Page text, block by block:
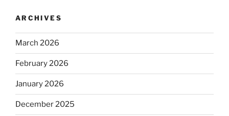
ARCHIVES
March 2026
February 2026
January 2026
December 2025